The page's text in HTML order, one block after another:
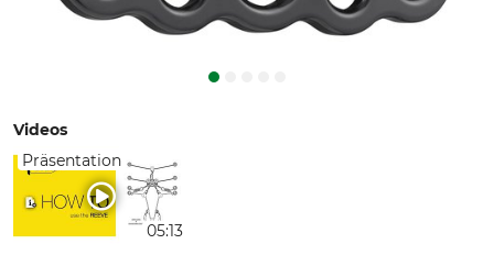
Videos
Präsentation
05:13